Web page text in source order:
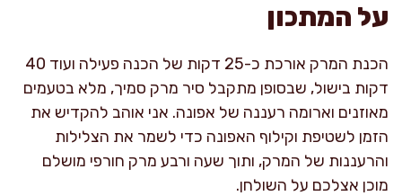
על המתכון
הכנת המרק אורכת כ-25 דקות של הכנה פעילה ועוד 40
דקות בישול, שבסופן מתקבל סיר מרק סמיך, מלא בטעמים
מאוזנים וארומה רעננה של אפונה. אני אוהב להקדיש את
הזמן לשטיפת וקילוף האפונה כדי לשמר את הצלילות
והרעננות של המרק, ותוך שעה ורבע מרק חורפי מושלם
מוכן אצלכם על השולחן.